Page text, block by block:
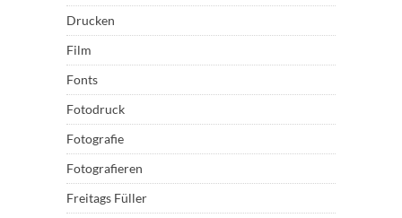
Drucken
Film
Fonts
Fotodruck
Fotografie
Fotografieren
Freitags Füller